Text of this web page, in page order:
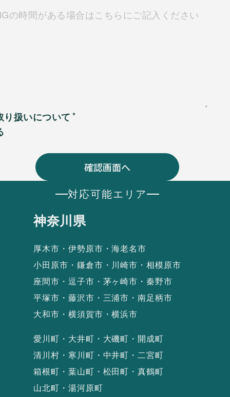
り扱いについて
対応可能エリア
神奈川県
厚木市・伊勢原市・海老名市
小田原市・鎌倉市・川崎市・相模原市
座間市・逗子市・茅ヶ崎市・秦野市
平塚市・藤沢市・三浦市・南足柄市
大和市・横須賀市・横浜市
愛川町・大井町・大磯町・開成町
清川村・寒川町・中井町・二宮町
箱根町・葉山町・松田町・真鶴町
山北町・湯河原町